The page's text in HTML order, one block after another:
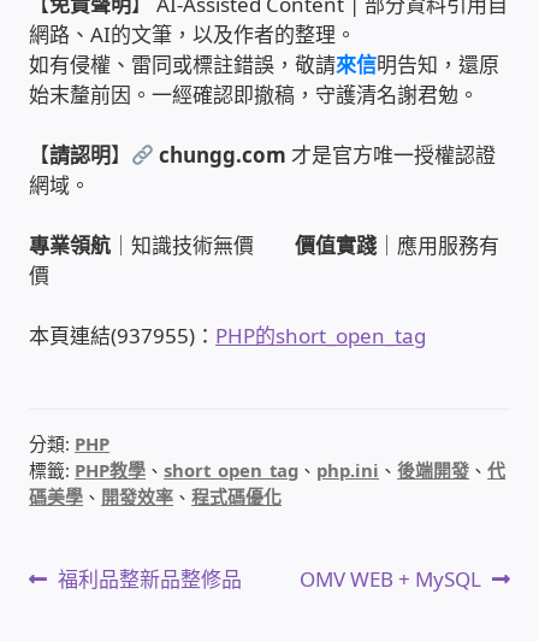
WIFI Wi-Fi 無線熱點 無線網路
網路硬體設備
居易科技DrayTek/裕笠科技Ublink
光纖網路
TP-Link TAIWAN(普聯技術)
PHP程式設計
網路、AI的文筆，以及作者的整理。
如有侵權、雷同或標註錯誤，敬請來信明告知，還原
始末釐前因。一經確認即撤稿，守護清名謝君勉。
【請認明】 chungg.com 才是官方唯一授權認證
網域。
專業領航 ｜知識技術無價價值實踐 ｜應用服務有
價
本頁連結(937955)： PHP的short_open_tag
分類: PHP
標籤: PHP教學 、short_open_tag 、 php.ini 、後端開發 、代
碼美學 、 開發效率 、程式碼優化
文上
福利品整新品整修品
下
OMV WEB + MySQL